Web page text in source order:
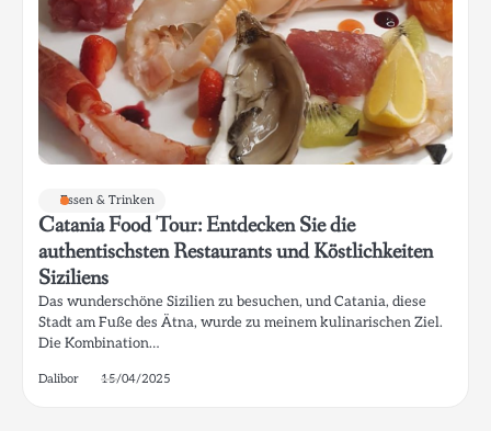
Essen & Trinken
Catania Food Tour: Entdecken Sie die
authentischsten Restaurants und Köstlichkeiten
Siziliens
Das wunderschöne Sizilien zu besuchen, und Catania, diese
Stadt am Fuße des Ätna, wurde zu meinem kulinarischen Ziel.
Die Kombination…
Dalibor 15/04/2025